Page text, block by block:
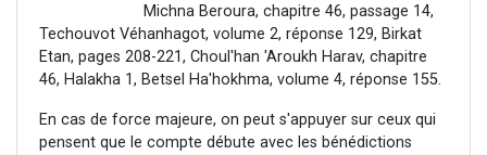
Michna Beroura, chapitre 46, passage 14,
Techouvot Véhanhagot, volume 2, réponse 129, Birkat
Etan, pages 208-221, Choul'han 'Aroukh Harav, chapitre
46, Halakha 1, Betsel Ha'hokhma, volume 4, réponse 155.
En cas de force majeure, on peut s'appuyer sur ceux qui
pensent que le compte débute avec les bénédictions